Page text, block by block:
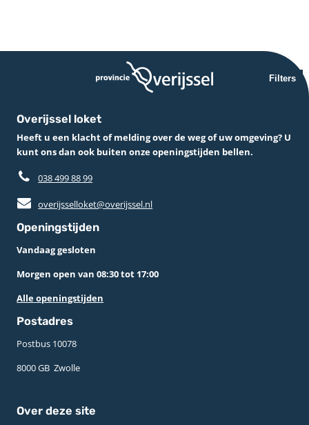
Filters
Overijssel loket
Heeft u een klacht of melding over de weg of uw omgeving? U
kunt ons dan ook buiten onze openingstijden bellen.
038 499 88 99
overijsselloket@overijssel.nl
Openingstijden
Vandaag gesloten
Morgen open van 08:30 tot 17:00
Alle openingstijden
Postadres
Postbus 10078 ­
8000 GB ­ Zwolle
Over deze site